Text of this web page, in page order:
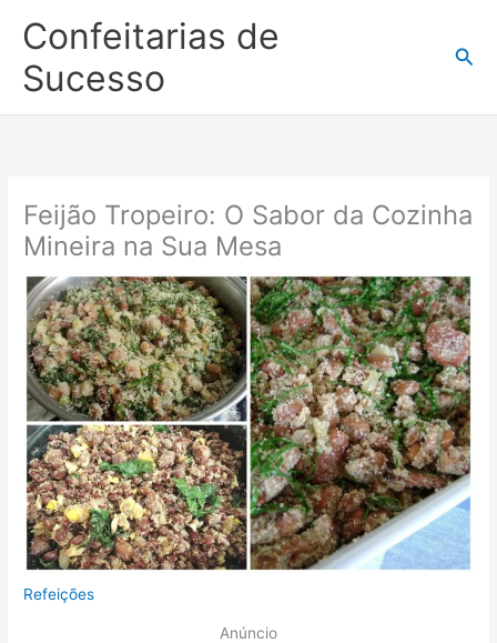
para
conteúdo
Confeitarias de
Sucesso
Feijão Tropeiro: O Sabor da Cozinha
Mineira na Sua Mesa
Refeições
Anúncio